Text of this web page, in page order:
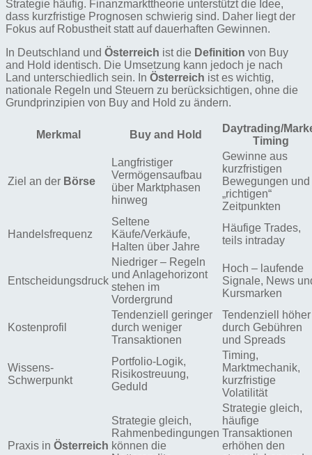
Strategie häufig. Finanzmarkttheorie unterstützt die Idee,
dass kurzfristige Prognosen schwierig sind. Daher liegt der
Fokus auf Robustheit statt auf dauerhaften Gewinnen.
In Deutschland und Österreich ist die Definition von Buy
and Hold identisch. Die Umsetzung kann jedoch je nach
Land unterschiedlich sein. In Österreich ist es wichtig,
nationale Regeln und Steuern zu berücksichtigen, ohne die
Grundprinzipien von Buy and Hold zu ändern.
Merkmal Buy and Hold
Daytrading/
Timing
Ziel an der Börse
Langfristiger
Vermögensaufbau
über Marktphasen
hinweg
Gewinne aus
kurzfristigen
Bewegungen und
„richtigen“
Zeitpunkten
Handelsfrequenz
Seltene
Käufe/Verkäufe,
Halten über Jahre
Häufige Trades,
teils intraday
Entscheidungsdruck
Niedriger – Regeln
und Anlagehorizont
stehen im
Vordergrund
Hoch – laufende
Signale, News
Kursmarken
Kostenprofil
Tendenziell geringer
durch weniger
Transaktionen
Tendenziell höher
durch Gebühren
und Spreads
Wissens-
Schwerpunkt
Portfolio-Logik,
Risikostreuung,
Geduld
Timing,
Marktmechanik,
kurzfristige
Volatilität
Praxis in Österreich
Strategie gleich,
Rahmenbedingungen
können die
Strategie gleich,
häufige
Transaktionen
erhöhen den